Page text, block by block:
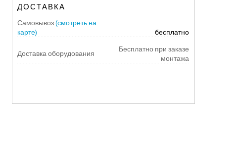
ДОСТАВКА
Самовывоз(смотреть на
карте)
бесплатно
Доставка оборудования
Бесплатно при заказе
монтажа